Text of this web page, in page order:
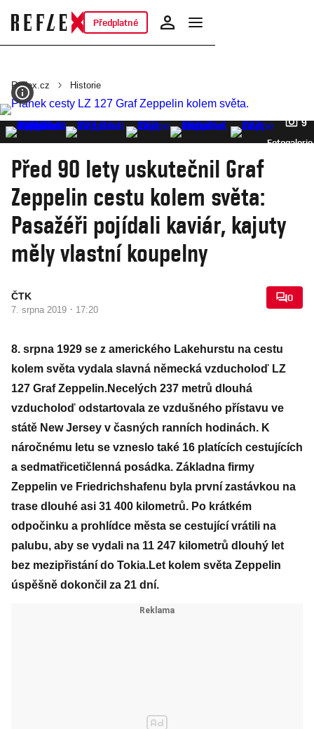
Předplatné
Reflex.cz Historie
9
Fotogalerie
Před 90 lety uskutečnil Graf
Zeppelin cestu kolem světa:
Pasažéři pojídali kaviár, kajuty
měly vlastní koupelny
ČTK
7. srpna 2019 · 17:20
0
8. srpna 1929 se z amerického Lakehurstu na cestu
kolem světa vydala slavná německá vzducholoď LZ
127 Graf Zeppelin.Necelých 237 metrů dlouhá
vzducholoď odstartovala ze vzdušného přístavu ve
státě New Jersey v časných ranních hodinách. K
náročnému letu se vzneslo také 16 platících cestujících
a sedmatřicetičlenná posádka. Základna firmy
Zeppelin ve Friedrichshafenu byla první zastávkou na
trase dlouhé asi 31 400 kilometrů. Po krátkém
odpočinku a prohlídce města se cestující vrátili na
palubu, aby se vydali na 11 247 kilometrů dlouhý let
bez mezipřistání do Tokia.Let kolem světa Zeppelin
úspěšně dokončil za 21 dní.